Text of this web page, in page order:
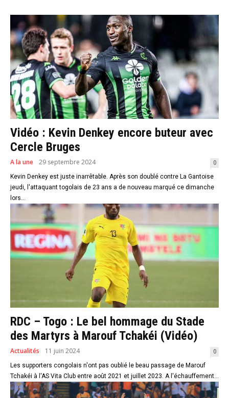
Vidéo : Kevin Denkey encore buteur avec
Cercle Bruges
A la une 29 septembre 2024 0
Kevin Denkey est juste inarrêtable. Après son doublé contre La Gantoise
jeudi, l'attaquant togolais de 23 ans a de nouveau marqué ce dimanche
lors...
RDC – Togo : Le bel hommage du Stade
des Martyrs à Marouf Tchakéi (Vidéo)
Actualités 11 juin 2024 0
Les supporters congolais n'ont pas oublié le beau passage de Marouf
Tchakéi à l'AS Vita Club entre août 2021 et juillet 2023. A l'échauffement...